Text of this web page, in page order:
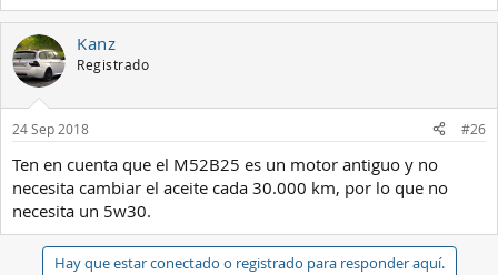
Kanz
Registrado
24 Sep 2018 #26
Ten en cuenta que el M52B25 es un motor antiguo y no
necesita cambiar el aceite cada 30.000 km, por lo que no
necesita un 5w30.
Hay que estar conectado o registrado para responder aquí.